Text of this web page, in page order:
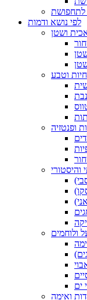
לתחפושת
לפי נושא ודמות
ושטן
חיות וטבע
ופנטזיה
ולוחמים
ים
ואימה